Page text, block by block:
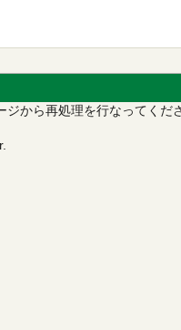
ジから再処理を行なってくだ